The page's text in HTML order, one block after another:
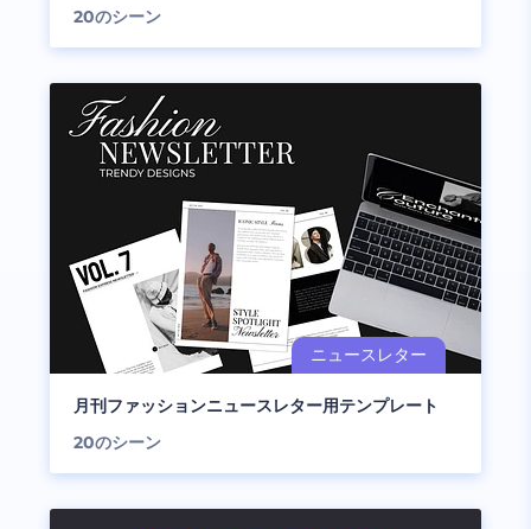
20のシーン
月刊ファッションニュースレター用テンプレート
20のシーン